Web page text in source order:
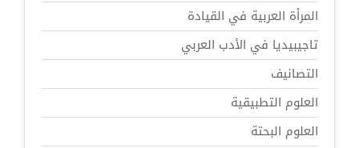
المرأة العربية في القيادة
تاجيبيديا في الأدب العربي
التصانيف
العلوم التطبيقية
العلوم البحتة